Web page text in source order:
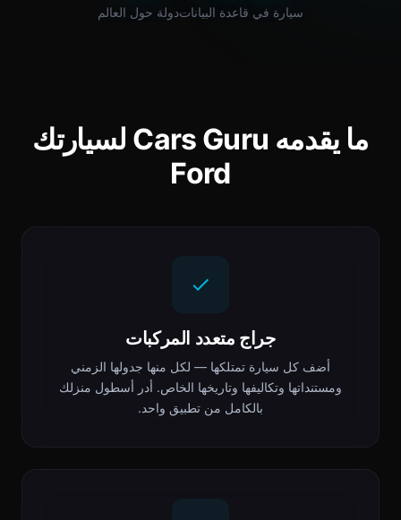
سيارة في قاعدة البياناتدولة حول العالم
ما يقدمه Cars Guru لسيارتك
Ford
جراج متعدد المركبات
أضف كل سيارة تمتلكها — لكل منها جدولها الزمني
ومستنداتها وتكاليفها وتاريخها الخاص. أدر أسطول منزلك
بالكامل من تطبيق واحد.